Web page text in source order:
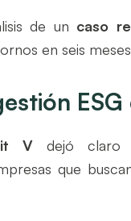
de un caso
en seis
Vdejó claro
que